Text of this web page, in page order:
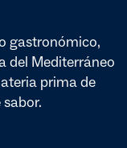
gastronómico,
del Mediterráneo
prima de